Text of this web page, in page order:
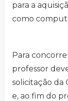
para a
como
Para
professor
solicitação da
e, ao fim do